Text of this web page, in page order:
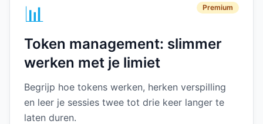
📊 Premium
Token management: slimmer
werken met je limiet
Begrijp hoe tokens werken, herken verspilling
en leer je sessies twee tot drie keer langer te
laten duren.